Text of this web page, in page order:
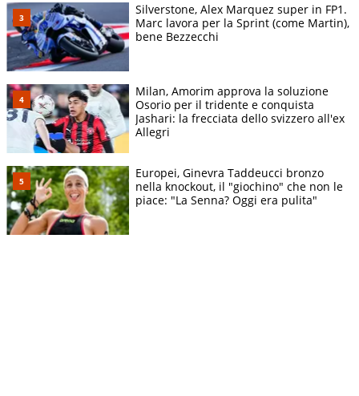
Silverstone, Alex Marquez super in FP1.
Marc lavora per la Sprint (come Martin),
bene Bezzecchi
Milan, Amorim approva la soluzione
Osorio per il tridente e conquista
Jashari: la frecciata dello svizzero all'ex
Allegri
Europei, Ginevra Taddeucci bronzo
nella knockout, il "giochino" che non le
piace: "La Senna? Oggi era pulita"